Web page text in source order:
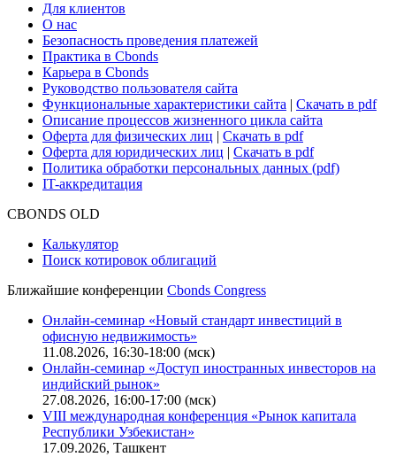
Для клиентов
О нас
Безопасность проведения платежей
Практика в Cbonds
Карьера в Cbonds
Руководство пользователя сайта
Функциональные характеристики сайта
Скачать в pdf
Описание процессов жизненного цикла сайта
Оферта для физических лиц
Скачать в pdf
Оферта для юридических лиц
Скачать в pdf
Политика обработки персональных данных (pdf)
IT-аккредитация
CBONDS OLD
Калькулятор
Поиск котировок облигаций
Ближайшие конференции Cbonds Congress
Онлайн-семинар «Новый стандарт инвестиций в
офисную недвижимость»
11.08.2026, 16:30-18:00 (мск)
Онлайн-семинар «Доступ иностранных инвесторов на
индийский рынок»
27.08.2026, 16:00-17:00 (мск)
VIII международная конференция «Рынок капитала
Республики Узбекистан»
17.09.2026, Ташкент